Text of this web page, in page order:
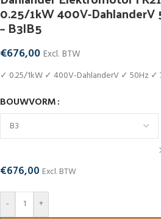
0.25/1kW 400V-DahlanderV
– B3|B5
€676,00 Excl. BTW
✓ 0.25/1kW ✓ 400V-DahlanderV ✓ 50Hz ✓
BOUWVORM
€676,00 Excl. BTW
- +